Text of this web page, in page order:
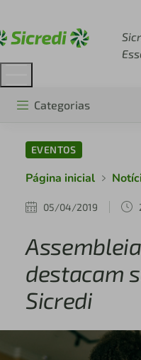
Categorias
EVENTOS
Página inicial
05/04/2019
destacam
Sicredi